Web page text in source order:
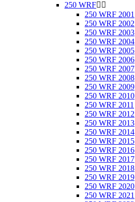
250 WRF 
250 WRF 2001
250 WRF 2002
250 WRF 2003
250 WRF 2004
250 WRF 2005
250 WRF 2006
250 WRF 2007
250 WRF 2008
250 WRF 2009
250 WRF 2010
250 WRF 2011
250 WRF 2012
250 WRF 2013
250 WRF 2014
250 WRF 2015
250 WRF 2016
250 WRF 2017
250 WRF 2018
250 WRF 2019
250 WRF 2020
250 WRF 2021